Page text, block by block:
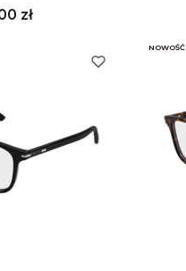
zł
NOWOŚĆ